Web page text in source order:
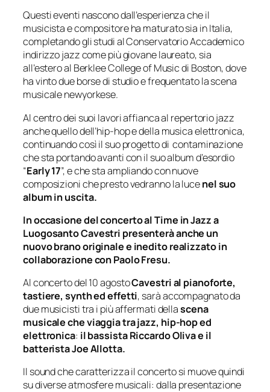
Questi eventi nascono dall’esperienza che il
musicista e compositore ha maturato sia in Italia,
completando gli studi al Conservatorio Accademico
indirizzo jazz come più giovane laureato, sia
all’estero al Berklee College of Music di Boston, dove
ha vinto due borse di studio e frequentato la scena
musicale newyorkese.
Al centro dei suoi lavori affianca al repertorio jazz
anche quello dell’hip-hop e della musica elettronica,
continuando così il suo progetto di contaminazione
che sta portando avanti con il suo album d’esordio
“Early 17”, e che sta ampliando con nuove
composizioni che presto vedranno la lucenel suo
album in uscita.
In occasione del concerto al Time in Jazz a
Luogosanto Cavestri presenterà anche un
nuovo brano originale e inedito realizzato in
collaborazione con Paolo Fresu.
Al concerto del 10 agostoCavestri al pianoforte,
tastiere, synth ed effetti, sarà accompagnato da
due musicisti tra i più affermati dellascena
musicale che viaggia tra jazz, hip-hop ed
elettronica: il bassista Riccardo Oliva e il
batterista Joe Allotta.
Il sound che caratterizza il concerto si muove quindi
su diverse atmosfere musicali: dalla presentazione